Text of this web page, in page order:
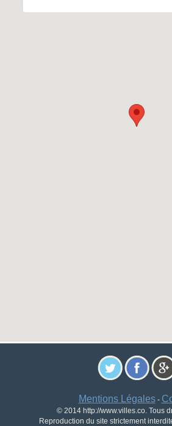
Mentions Légales-
© 2014 http://www.villes.co. Tous
Reproduction du site strictement